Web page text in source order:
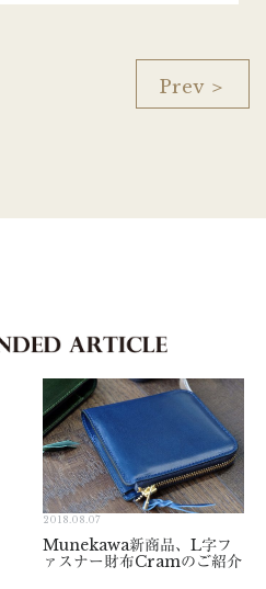
Prev ＞
2018.08.07
Munekawa新商品、L字フ
ァスナー財布Cramのご紹介